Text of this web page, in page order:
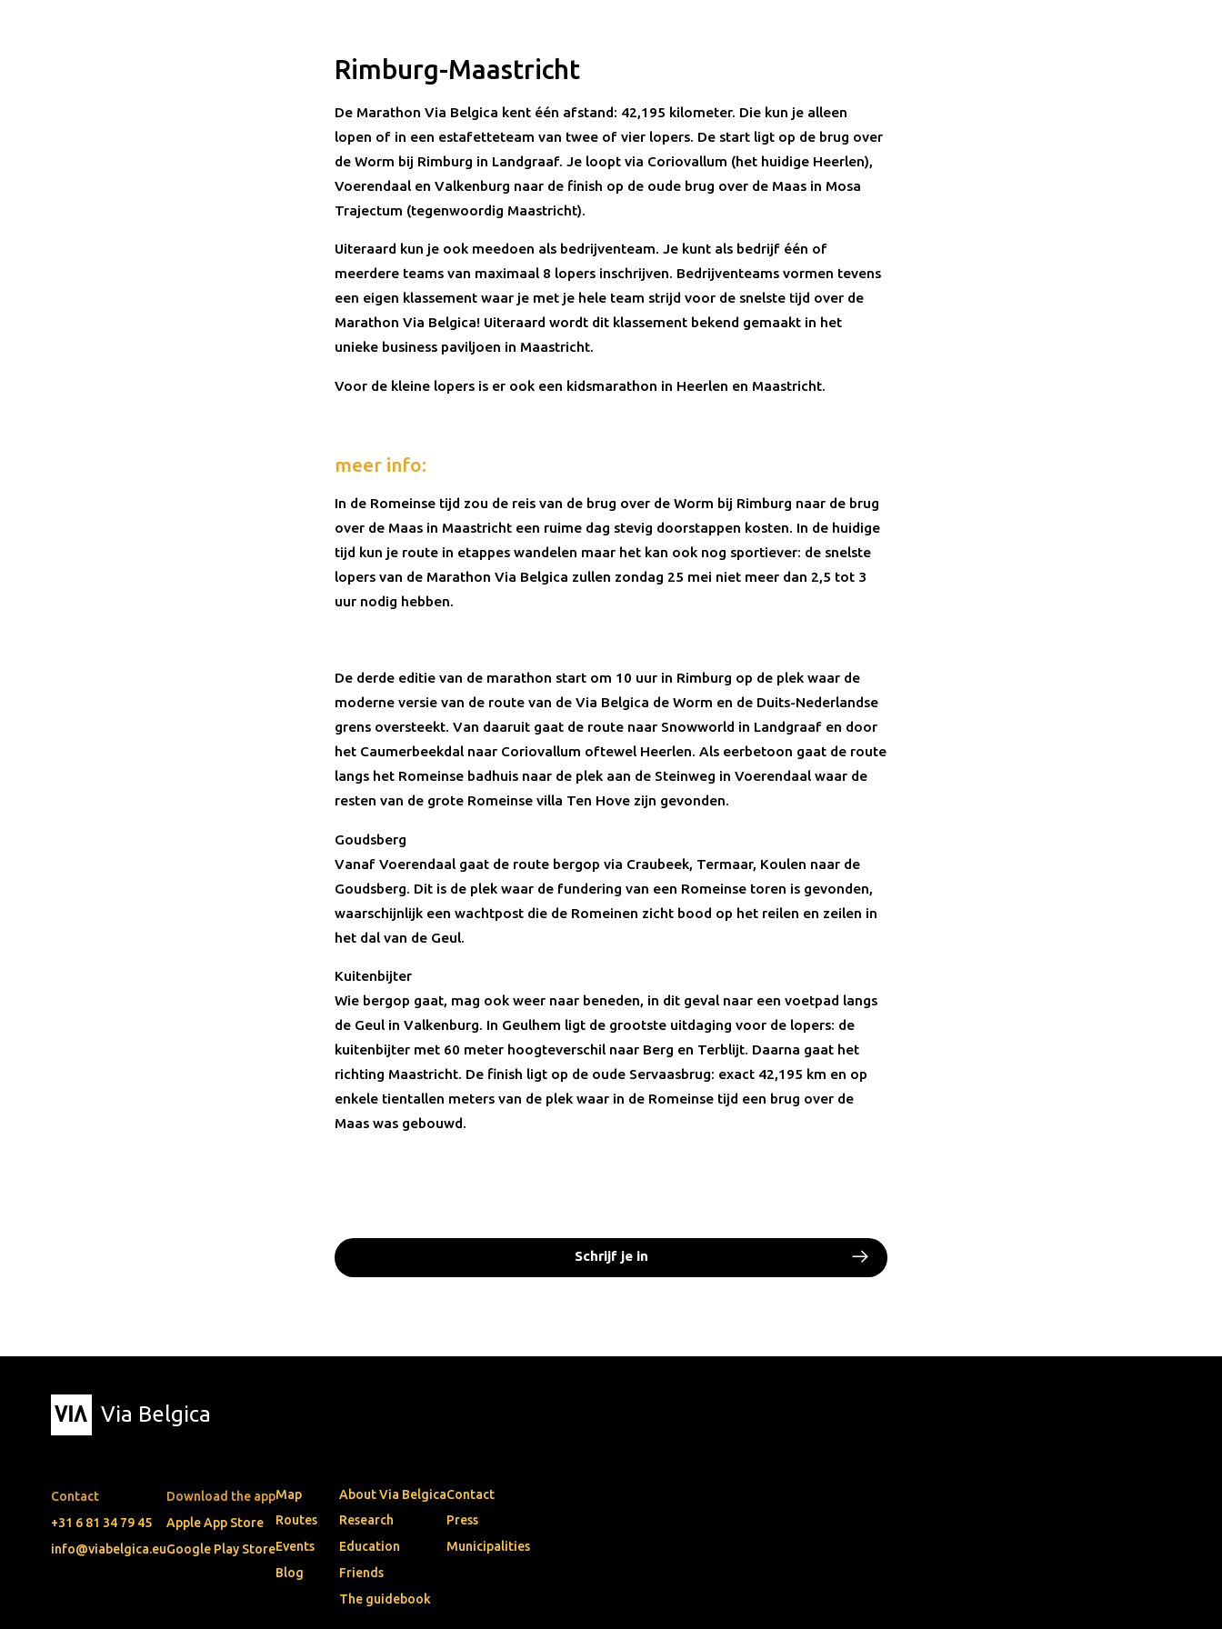
Rimburg-Maastricht
De Marathon Via Belgica kent één afstand: 42,195 kilometer. Die kun je alleen
lopen of in een estafetteteam van twee of vier lopers. De start ligt op de brug over
de Worm bij Rimburg in Landgraaf. Je loopt via Coriovallum (het huidige Heerlen),
Voerendaal en Valkenburg naar de finish op de oude brug over de Maas in Mosa
Trajectum (tegenwoordig Maastricht).
Uiteraard kun je ook meedoen als bedrijventeam. Je kunt als bedrijf één of
meerdere teams van maximaal 8 lopers inschrijven. Bedrijventeams vormen tevens
een eigen klassement waar je met je hele team strijd voor de snelste tijd over de
Marathon Via Belgica! Uiteraard wordt dit klassement bekend gemaakt in het
unieke business paviljoen in Maastricht.
Voor de kleine lopers is er ook een kidsmarathon in Heerlen en Maastricht.
meer info:
In de Romeinse tijd zou de reis van de brug over de Worm bij Rimburg naar de brug
over de Maas in Maastricht een ruime dag stevig doorstappen kosten. In de huidige
tijd kun je route in etappes wandelen maar het kan ook nog sportiever: de snelste
lopers van de Marathon Via Belgica zullen zondag 25 mei niet meer dan 2,5 tot 3
uur nodig hebben.
De derde editie van de marathon start om 10 uur in Rimburg op de plek waar de
moderne versie van de route van de Via Belgica de Worm en de Duits-Nederlandse
grens oversteekt. Van daaruit gaat de route naar Snowworld in Landgraaf en door
het Caumerbeekdal naar Coriovallum oftewel Heerlen. Als eerbetoon gaat de route
langs het Romeinse badhuis naar de plek aan de Steinweg in Voerendaal waar de
resten van de grote Romeinse villa Ten Hove zijn gevonden.
Goudsberg
Vanaf Voerendaal gaat de route bergop via Craubeek, Termaar, Koulen naar de
Goudsberg. Dit is de plek waar de fundering van een Romeinse toren is gevonden,
waarschijnlijk een wachtpost die de Romeinen zicht bood op het reilen en zeilen in
het dal van de Geul.
Kuitenbijter
Wie bergop gaat, mag ook weer naar beneden, in dit geval naar een voetpad langs
de Geul in Valkenburg. In Geulhem ligt de grootste uitdaging voor de lopers: de
kuitenbijter met 60 meter hoogteverschil naar Berg en Terblijt. Daarna gaat het
richting Maastricht. De finish ligt op de oude Servaasbrug: exact 42,195 km en op
enkele tientallen meters van de plek waar in de Romeinse tijd een brug over de
Maas was gebouwd.
Schrijf je in
Via Belgica
Contact
+31 6 81 34 79 45
info@viabelgica.eu
Download the app
Apple App Store
Google Play Store
Map
Routes
Events
Blog
About Via Belgica
Research
Education
Friends
The guidebook
Contact
Press
Municipalities